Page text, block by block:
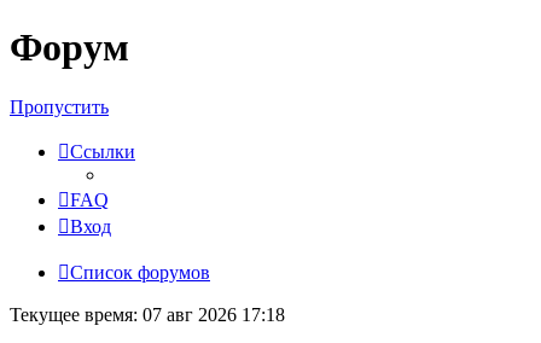
Форум
Пропустить
Ссылки
FAQ
Вход
Список форумов
Текущее время: 07 авг 2026 17:18